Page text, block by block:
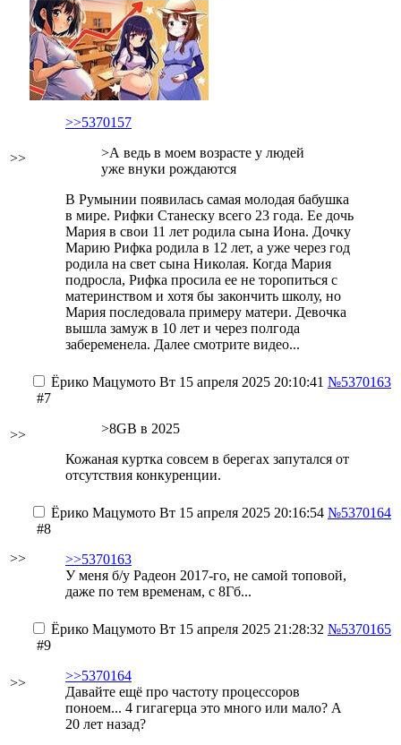
>>
>>5370157
>А ведь в моем возрасте у людей
уже внуки рождаются
В Румынии появилась самая молодая бабушка
в мире. Рифки Станеску всего 23 года. Ее дочь
Мария в свои 11 лет родила сына Иона. Дочку
Марию Рифка родила в 12 лет, а уже через год
родила на свет сына Николая. Когда Мария
подросла, Рифка просила ее не торопиться с
материнством и хотя бы закончить школу, но
Мария последовала примеру матери. Девочка
вышла замуж в 10 лет и через полгода
забеременела. Далее смотрите видео...
>>
Ёрико Мацумото Вт 15 апреля 2025 20:10:41 №5370163
#7
>8GB в 2025
Кожаная куртка совсем в берегах запутался от
отсутствия конкуренции.
>>
Ёрико Мацумото Вт 15 апреля 2025 20:16:54 №5370164
#8
>>5370163
У меня б/у Радеон 2017-го, не самой топовой,
даже по тем временам, c 8Гб...
>>
Ёрико Мацумото Вт 15 апреля 2025 21:28:32 №5370165
#9
>>5370164
Давайте ещё про частоту процессоров
поноем... 4 гигагерца это много или мало? А
20 лет назад?